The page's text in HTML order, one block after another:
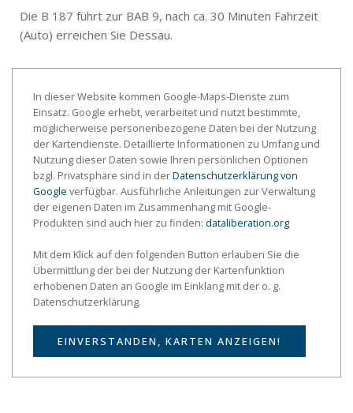
Die B 187 führt zur BAB 9, nach ca. 30 Minuten Fahrzeit
(Auto) erreichen Sie Dessau.
In dieser Website kommen Google-Maps-Dienste zum
Einsatz. Google erhebt, verarbeitet und nutzt bestimmte,
möglicherweise personenbezogene Daten bei der Nutzung
der Kartendienste. Detaillierte Informationen zu Umfang und
Nutzung dieser Daten sowie Ihren persönlichen Optionen
bzgl. Privatsphäre sind in derDatenschutzerklärung von
Google verfügbar. Ausführliche Anleitungen zur Verwaltung
der eigenen Daten im Zusammenhang mit Google-
Produkten sind auch hier zu finden: dataliberation.org
Mit dem Klick auf den folgenden Button erlauben Sie die
Übermittlung der bei der Nutzung der Kartenfunktion
erhobenen Daten an Google im Einklang mit der o. g.
Datenschutzerklärung.
EINVERSTANDEN, KARTEN ANZEIGEN!